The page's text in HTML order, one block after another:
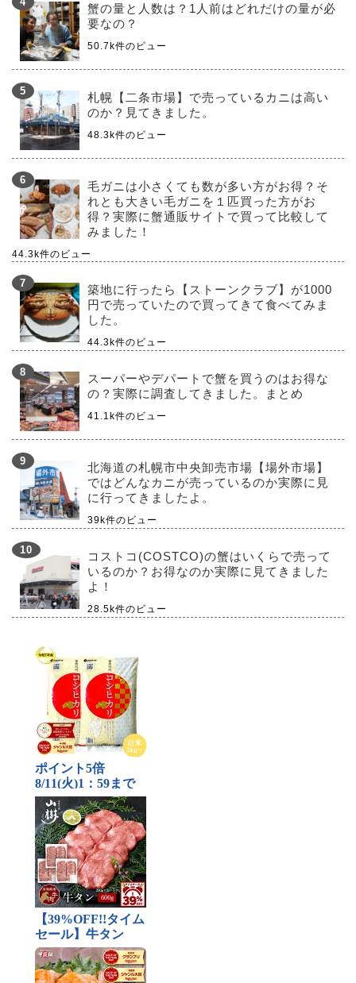
蟹の量と人数は？1人前はどれだけの量が必
要なの？
50.7k件のビュー
札幌【二条市場】で売っているカニは高い
のか？見てきました。
48.3k件のビュー
毛ガニは小さくても数が多い方がお得？そ
れとも大きい毛ガニを１匹買った方がお
得？実際に蟹通販サイトで買って比較して
みました！
44.3k件のビュー
築地に行ったら【ストーンクラブ】が1000
円で売っていたので買ってきて食べてみま
した。
44.3k件のビュー
スーパーやデパートで蟹を買うのはお得な
の？実際に調査してきました。まとめ
41.1k件のビュー
北海道の札幌市中央卸売市場【場外市場】
ではどんなカニが売っているのか実際に見
に行ってきましたよ。
39k件のビュー
コストコ(COSTCO)の蟹はいくらで売って
いるのか？お得なのか実際に見てきました
よ！
28.5k件のビュー